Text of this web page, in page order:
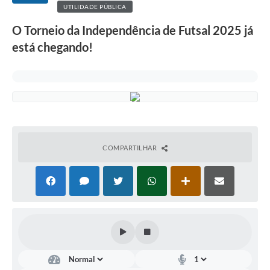
UTILIDADE PÚBLICA
O Torneio da Independência de Futsal 2025 já
está chegando!
COMPARTILHAR